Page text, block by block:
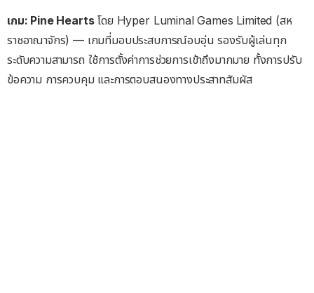
เกม: Pine Heartsโดย Hyper Luminal Games Limited (สห
ราชอาณาจักร) — เกมที่มอบประสบการณ์อบอุ่น รองรับผู้เล่นทุก
ระดับความสามารถ ใช้การตั้งค่าการช่วยการเข้าถึงมากมาย ทั้งการปรับ
ข้อความ การควบคุม และการตอบสนองทางประสาทสัมผัส